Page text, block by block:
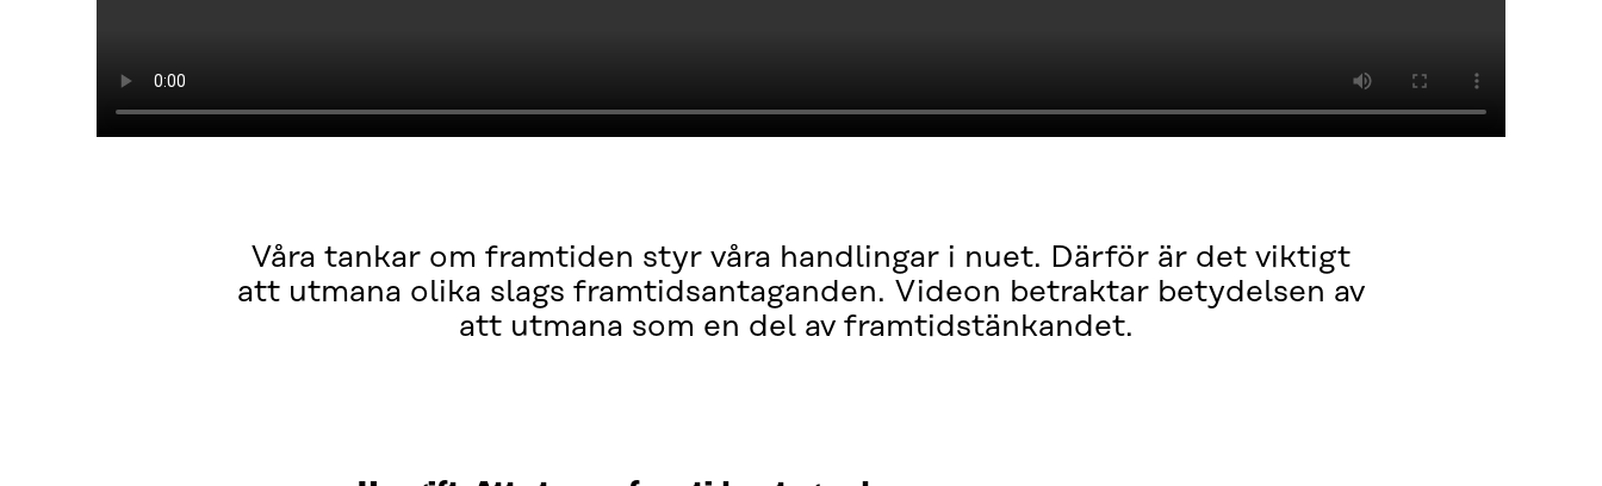
Våra tankar om framtiden styr våra handlingar i nuet. Därför är det viktigt
att utmana olika slags framtidsantaganden. Videon betraktar betydelsen av
att utmana som en del av framtidstänkandet.